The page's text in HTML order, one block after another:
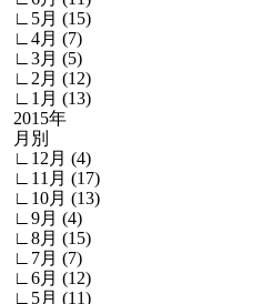
∟5月 (15)
∟4月 (7)
∟3月 (5)
∟2月 (12)
∟1月 (13)
2015年
月別
∟12月 (4)
∟11月 (17)
∟10月 (13)
∟9月 (4)
∟8月 (15)
∟7月 (7)
∟6月 (12)
∟5月 (11)